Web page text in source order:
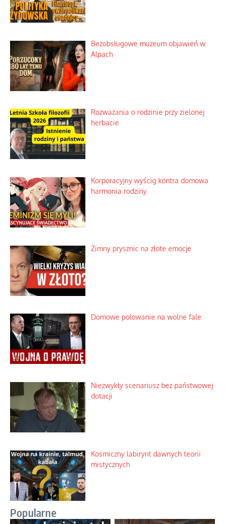
Bezobsługowe muzeum objawień w
Alpach
Rozważania o rodzinie przy zielonej
herbacie
Korporacyjny wyścig kontra domowa
harmonia rodziny
Zimny prysznic na złote emocje
Domowe polowanie na wolne fale
Niezwykły scenariusz bez państwowej
dotacji
Kosmiczny labirynt dawnych teorii
mistycznych
Popularne